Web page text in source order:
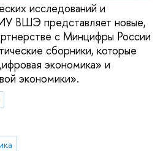
исследований и
ВШЭ представляет новые,
с Минцифры России
сборники, которые
экономика» и
экономики».